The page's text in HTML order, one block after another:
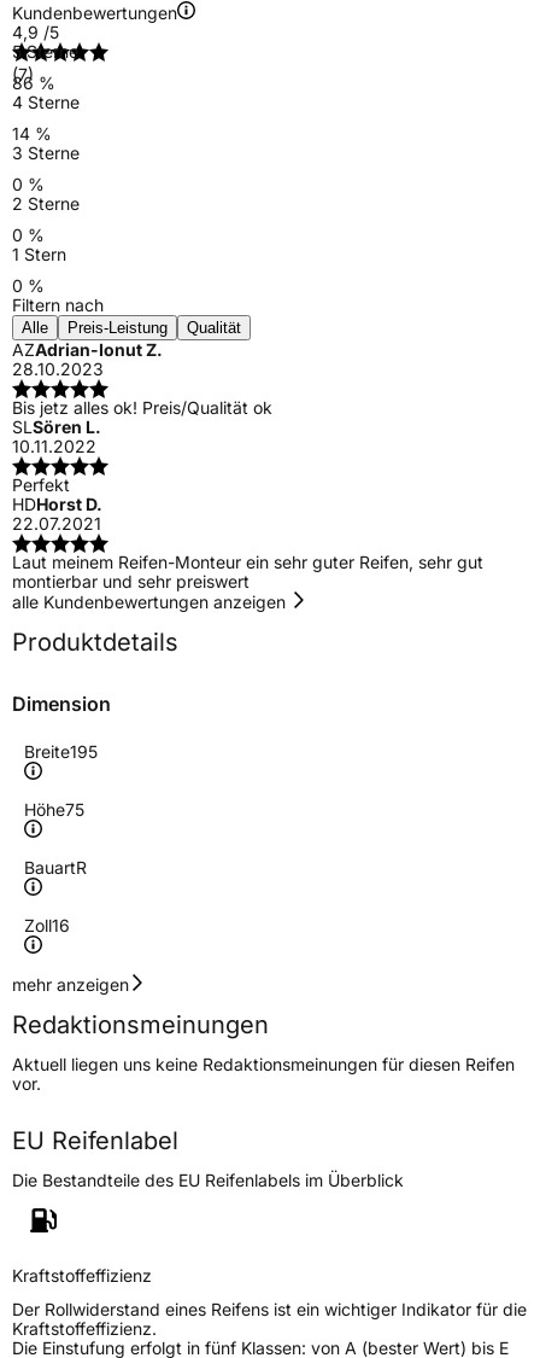
Kundenbewertungen
4,9 /5
(7)
5 Sterne
86 %
4 Sterne
14 %
3 Sterne
0 %
2 Sterne
0 %
1 Stern
0 %
Filtern nach
Alle Preis-Leistung Qualität
AZAdrian-Ionut Z.
28.10.2023
Bis jetz alles ok! Preis/Qualität ok
SLSören L.
10.11.2022
Perfekt
HDHorst D.
22.07.2021
Laut meinem Reifen-Monteur ein sehr guter Reifen, sehr gut
montierbar und sehr preiswert
alle Kundenbewertungen anzeigen
Produktdetails
Dimension
Breite195
Höhe75
BauartR
Zoll16
Geschwindigkeitsindex
Höchstgeschwindigkeit
160 km/h
Lastindex107/105
Höchstlast975/925 kg
Gewicht (in kg)
12,52 kg
Generelle Merkmale
FahrzeugtypTransporter
VerwendungWinterreifen
mehr anzeigen
Redaktionsmeinungen
Aktuell liegen uns keine Redaktionsmeinungen für diesen Reifen
vor.
EU Reifenlabel
Die Bestandteile des EU Reifenlabels im Überblick
Kraftstoffeffizienz
Der Rollwiderstand eines Reifens ist ein wichtiger Indikator für die
Kraftstoffeffizienz.
Die Einstufung erfolgt in fünf Klassen: von A (bester Wert) bis E